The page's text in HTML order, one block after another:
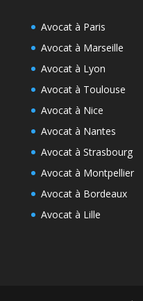
Avocat à Paris
Avocat à Marseille
Avocat à Lyon
Avocat à Toulouse
Avocat à Nice
Avocat à Nantes
Avocat à Strasbourg
Avocat à Montpellier
Avocat à Bordeaux
Avocat à Lille